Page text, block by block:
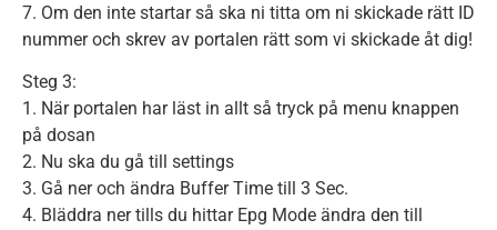
7. Om den inte startar så ska ni titta om ni skickade rätt ID
nummer och skrev av portalen rätt som vi skickade åt dig!
Steg 3:
1. När portalen har läst in allt så tryck på menu knappen
på dosan
2. Nu ska du gå till settings
3. Gå ner och ändra Buffer Time till 3 Sec.
4. Bläddra ner tills du hittar Epg Mode ändra den till